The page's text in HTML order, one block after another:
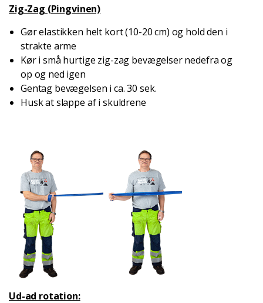
Zig-Zag (Pingvinen)
Gør elastikken helt kort (10-20 cm) og hold den i
strakte arme
Kør i små hurtige zig-zag bevægelser nedefra og
op og ned igen
Gentag bevægelsen i ca. 30 sek.
Husk at slappe af i skuldrene
Ud-ad rotation: